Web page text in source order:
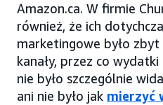
Amazon.ca. W firmie
również, że ich
marketingowe było
kanały, przez co
nie było szczególnie
ani nie było jak mierzyć